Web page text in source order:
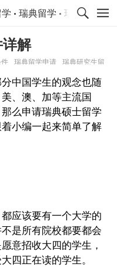
瑞典留学 瑞典留学申
解
瑞典留学申请 瑞典研究生留
中国学生的观念也随
、澳、加等主流国
么申请瑞典硕士留学
小编一起来简单了解
应该要有一个大学的
是所有院校都要都会
意招收大四的学生，
四正在读的学生。